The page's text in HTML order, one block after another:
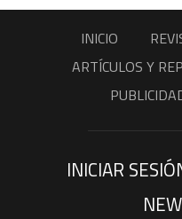
INICIO
ARTÍCULOS Y
INICIAR